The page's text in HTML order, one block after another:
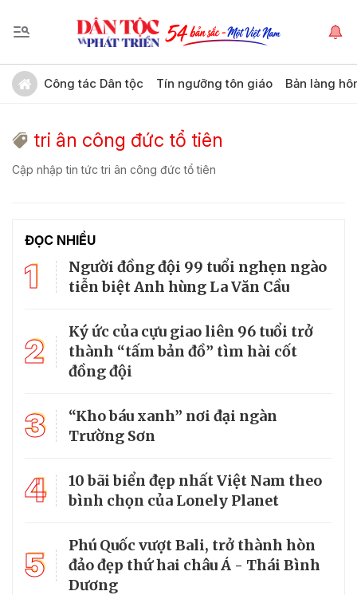
Công tác Dân tộc Tín ngưỡng tôn giáo Bản làng
tri ân công đức tổ tiên
Cập nhập tin tức tri ân công đức tổ tiên
ĐỌC NHIỀU
1
Người đồng đội 99 tuổi nghẹn ngào
tiễn biệt Anh hùng La Văn Cầu
2
Ký ức của cựu giao liên 96 tuổi trở
thành “tấm bản đồ” tìm hài cốt
đồng đội
3
“Kho báu xanh” nơi đại ngàn
Trường Sơn
4
10 bãi biển đẹp nhất Việt Nam theo
bình chọn của Lonely Planet
5
Phú Quốc vượt Bali, trở thành hòn
đảo đẹp thứ hai châu Á - Thái Bình
Dương